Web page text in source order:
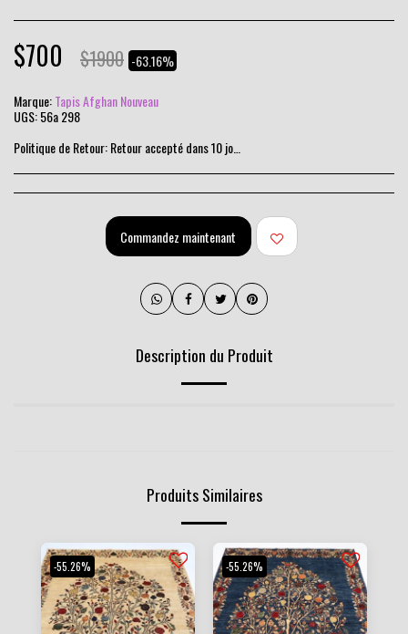
$700 $1900 -63.16%
Marque:Tapis Afghan Nouveau
UGS:56a 298
Politique de Retour:Retour accepté dans 10 jours
Commandez maintenant
Description du Produit
Produits Similaires
-55.26% -55.26%